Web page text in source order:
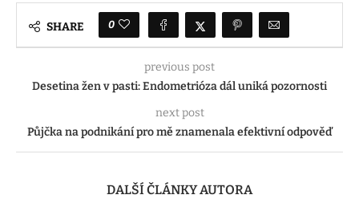
SHARE 0
previous post
Desetina žen v pasti: Endometrióza dál uniká pozornosti
next post
Půjčka na podnikání pro mě znamenala efektivní odpověď
DALŠÍ ČLÁNKY AUTORA